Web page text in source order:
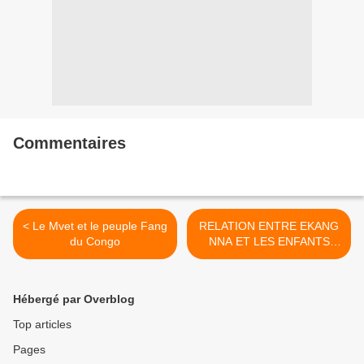
Commentaires
< Le Mvet et le peuple Fang
du Congo
RELATION ENTRE EKANG
NNA ET LES ENFANTS
D'AFIRI KARA >
Hébergé par Overblog
Top articles
Pages